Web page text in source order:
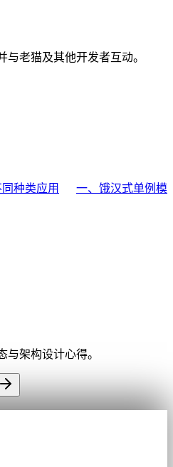
老猫及其他开发者互动。
种类应用
一、饿汉式单例模
与架构设计心得。